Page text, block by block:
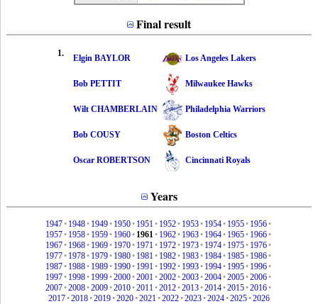
Final result
1. Elgin BAYLOR Los Angeles Lakers
Bob PETTIT Milwaukee Hawks
Wilt CHAMBERLAIN Philadelphia Warriors
Bob COUSY Boston Celtics
Oscar ROBERTSON Cincinnati Royals
Years
1947• 1948• 1949• 1950• 1951• 1952• 1953• 1954• 1955• 1956•
1957• 1958• 1959• 1960• 1961• 1962• 1963• 1964• 1965• 1966•
1967• 1968• 1969• 1970• 1971• 1972• 1973• 1974• 1975• 1976•
1977• 1978• 1979• 1980• 1981• 1982• 1983• 1984• 1985• 1986•
1987• 1988• 1989• 1990• 1991• 1992• 1993• 1994• 1995• 1996•
1997• 1998• 1999•2000•2001•2002•2003•2004•2005•2006•
2007•2008•2009•2010•2011•2012•2013•2014•2015•2016•
2017•2018•2019•2020•2021•2022•2023•2024•2025•2026